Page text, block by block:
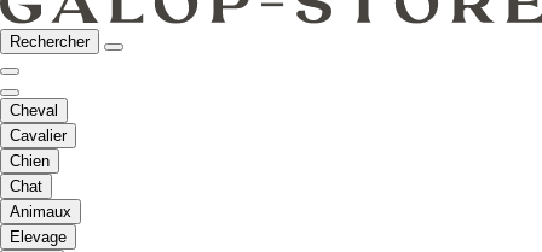
Rechercher
Cheval
Cavalier
Chien
Chat
Animaux
Elevage